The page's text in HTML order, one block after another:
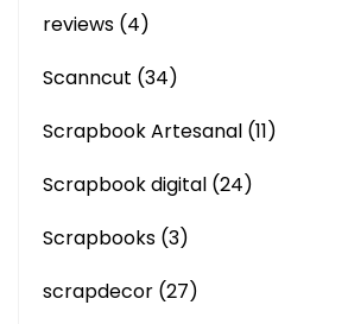
reviews (4)
Scanncut (34)
Scrapbook Artesanal (11)
Scrapbook digital (24)
Scrapbooks (3)
scrapdecor (27)